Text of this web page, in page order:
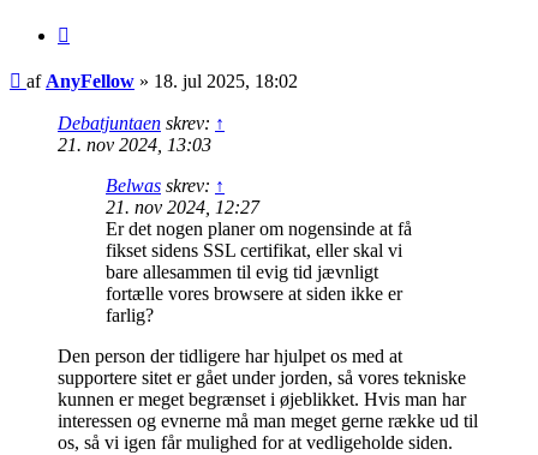
Indlæg
af AnyFellow » 18. jul 2025, 18:02
Debatjuntaen skrev: ↑
21. nov 2024, 13:03
Belwas skrev: ↑
21. nov 2024, 12:27
Er det nogen planer om nogensinde at få
fikset sidens SSL certifikat, eller skal vi
bare allesammen til evig tid jævnligt
fortælle vores browsere at siden ikke er
farlig?
Den person der tidligere har hjulpet os med at
supportere sitet er gået under jorden, så vores tekniske
kunnen er meget begrænset i øjeblikket. Hvis man har
interessen og evnerne må man meget gerne række ud til
os, så vi igen får mulighed for at vedligeholde siden.